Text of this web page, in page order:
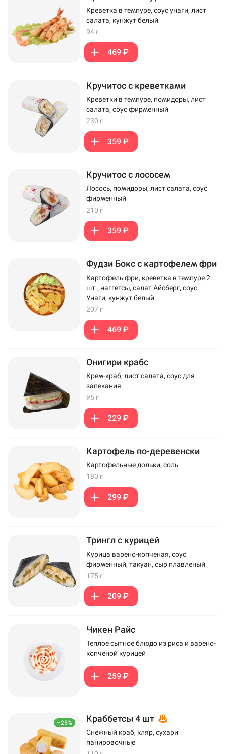
Креветка в темпуре, соус унаги, лист
салата, кунжут белый
94 г
469 ₽
Кручитос с креветками
Креветки в темпуре, помидоры, лист
салата, соус фирменный
230 г
359 ₽
Кручитос с лососем
Лосось, помидоры, лист салата, соус
фирменный
210 г
359 ₽
Фудзи Бокс с картофелем фри
Картофель фри, креветка в темпуре 2
шт., наггетсы, салат Айсберг, соус
Унаги, кунжут белый
207 г
469 ₽
Онигири крабс
Крем-краб, лист салата, соус для
запекания
95 г
229 ₽
Картофель по-деревенски
Картофельные дольки, соль
180 г
299 ₽
Трингл с курицей
Курица варено-копченая, соус
фирменный, такуан, сыр плавленый
175 г
209 ₽
Чикен Райс
Теплое сытное блюдо из риса и варено-
копченой курицей
259 ₽
–25% Краббетсы 4 шт
Снежный краб, кляр, сухари
панировочные